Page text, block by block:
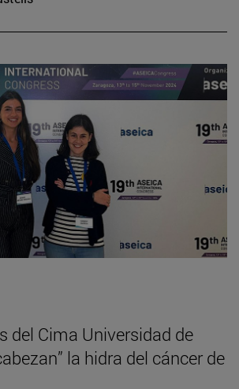
del Cima Universidad de
la hidra del cáncer de